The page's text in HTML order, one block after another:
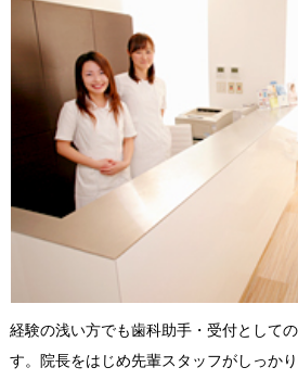
経験の浅い方でも歯科助手・受付として
す。院長をはじめ先輩スタッフがしっか